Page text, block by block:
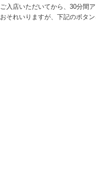
ご入店いただいてから、30分間
おそれいりますが、下記のボタ